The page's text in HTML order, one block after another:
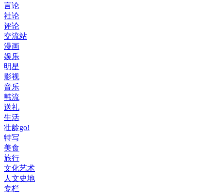
言论
社论
评论
交流站
漫画
娱乐
明星
影视
音乐
韩流
送礼
生活
壮龄go!
特写
美食
旅行
文化艺术
人文史地
专栏